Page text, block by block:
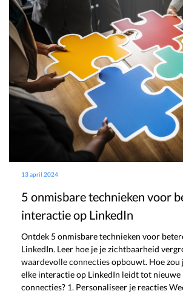
13 april 2024
5 onmisbare technieken voor
interactie op LinkedIn
Ontdek 5 onmisbare technieken voor
LinkedIn. Leer hoe je je zichtbaarheid
waardevolle connecties opbouwt. Hoe zou
elke interactie op LinkedIn leidt tot nieuwe
connecties? 1. Personaliseer je reacties